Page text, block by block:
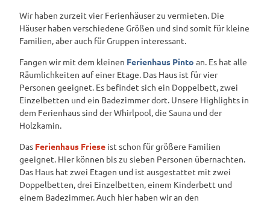
Wir haben zurzeit vier Ferienhäuser zu vermieten. Die
Häuser haben verschiedene Größen und sind somit für kleine
Familien, aber auch für Gruppen interessant.
Fangen wir mit dem kleinen Ferienhaus Pinto an. Es hat alle
Räumlichkeiten auf einer Etage. Das Haus ist für vier
Personen geeignet. Es befindet sich ein Doppelbett, zwei
Einzelbetten und ein Badezimmer dort. Unsere Highlights in
dem Ferienhaus sind der Whirlpool, die Sauna und der
Holzkamin.
Das Ferienhaus Friese ist schon für größere Familien
geeignet. Hier können bis zu sieben Personen übernachten.
Das Haus hat zwei Etagen und ist ausgestattet mit zwei
Doppelbetten, drei Einzelbetten, einem Kinderbett und
einem Badezimmer. Auch hier haben wir an den